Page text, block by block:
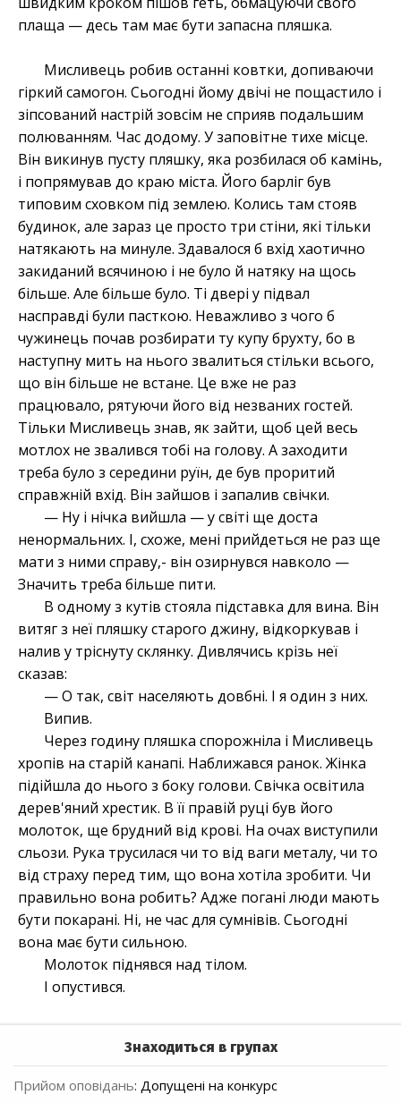
плаща — десь там має бути запасна пляшка.
Мисливець робив останні ковтки, допиваючи
гіркий самогон. Сьогодні йому двічі не пощастило і
зіпсований настрій зовсім не сприяв подальшим
полюванням. Час додому. У заповітне тихе місце.
Він викинув пусту пляшку, яка розбилася об камінь,
і попрямував до краю міста. Його барліг був
типовим сховком під землею. Колись там стояв
будинок, але зараз це просто три стіни, які тільки
натякають на минуле. Здавалося б вхід хаотично
закиданий всячиною і не було й натяку на щось
більше. Але більше було. Ті двері у підвал
насправді були пасткою. Неважливо з чого б
чужинець почав розбирати ту купу брухту, бо в
наступну мить на нього звалиться стільки всього,
що він більше не встане. Це вже не раз
працювало, рятуючи його від незваних гостей.
Тільки Мисливець знав, як зайти, щоб цей весь
мотлох не звалився тобі на голову. А заходити
треба було з середини руїн, де був проритий
справжній вхід. Він зайшов і запалив свічки.
— Ну і нічка вийшла — у світі ще доста
ненормальних. І, схоже, мені прийдеться не раз ще
мати з ними справу,- він озирнувся навколо —
Значить треба більше пити.
В одному з кутів стояла підставка для вина. Він
витяг з неї пляшку старого джину, відкоркував і
налив у тріснуту склянку. Дивлячись крізь неї
сказав:
— О так, світ населяють довбні. І я один з них.
Випив.
Через годину пляшка спорожніла і Мисливець
хропів на старій канапі. Наближався ранок. Жінка
підійшла до нього з боку голови. Свічка освітила
дерев'яний хрестик. В її правій руці був його
молоток, ще брудний від крові. На очах виступили
сльози. Рука трусилася чи то від ваги металу, чи то
від страху перед тим, що вона хотіла зробити. Чи
правильно вона робить? Адже погані люди мають
бути покарані. Ні, не час для сумнівів. Сьогодні
вона має бути сильною.
Молоток піднявся над тілом.
І опустився.
Знаходиться в групах
Прийом оповідань: Допущені на конкурс